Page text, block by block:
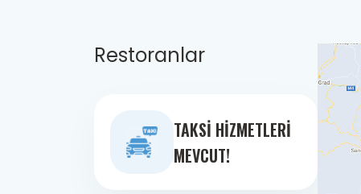
Restoranlar
TAKSI HIZMETLERI
MEVCUT!